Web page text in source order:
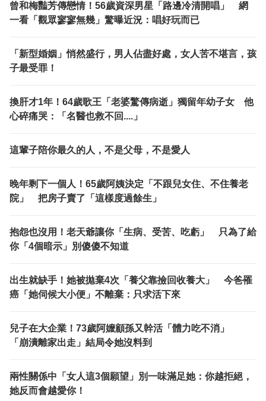
曾和梅豔芳傳戀情！56歲資深男星「路邊冷清開唱」 網
一看「觀眾寥寥無幾」驚曝近況：唱好玩而已
「新型婚姻」悄然盛行，男人佔盡好處，女人苦不堪言，孩
子最受罪！
換肝才1年！64歲歌王「老婆驚傳病逝」獨留年幼子女 他
心碎痛哭：「名醫也救不回....」
這輩子陪你最久的人，不是父母，不是愛人
晚年剩下一個人！65歲阿姨決定「不跟兒女住、不住養老
院」 把房子賣了「這樣度過餘生」
抱怨也沒用！老天爺讓你「生病、受苦、吃虧」 只為了給
你「4個暗示」別傻傻不知道
出生就缺手！她被拋棄4次「養父靠撿回收養大」 今爸罹
癌「她伺候大小便」不離棄：只求活下來
兒子在大企業！73歲阿嬤顧孫又幹活「體力吃不消」
「崩潰離家出走」結局令她沒料到
兩性關係中「女人這3個願望」別一味滿足她：你越拒絕，
她反而會越愛你！